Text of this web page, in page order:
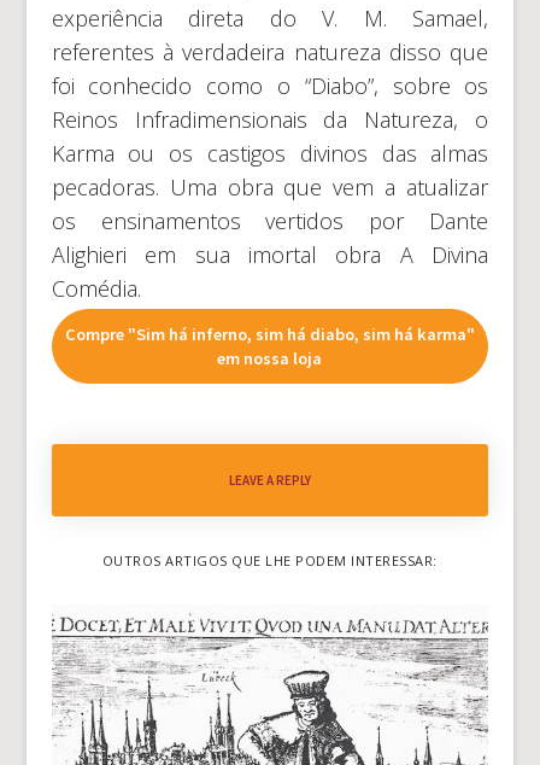
experiência direta do V. M. Samael,
referentes à verdadeira natureza disso que
foi conhecido como o “Diabo”, sobre os
Reinos Infradimensionais da Natureza, o
Karma ou os castigos divinos das almas
pecadoras. Uma obra que vem a atualizar
os ensinamentos vertidos por Dante
Alighieri em sua imortal obra A Divina
Comédia.
Compre "Sim há inferno, sim há diabo, sim há karma"
em nossa loja
LEAVE A REPLY
OUTROS ARTIGOS QUE LHE PODEM INTERESSAR: